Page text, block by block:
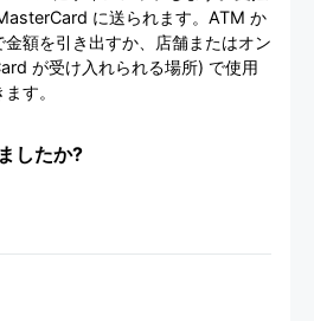
に送られます。ATM か
金額を引き出すか、店舗またはオン
が受け入れられる場所) で使用
す。
したか?